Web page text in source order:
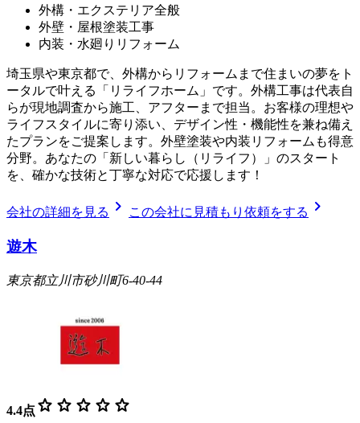
外構・エクステリア全般
外壁・屋根塗装工事
内装・水廻りリフォーム
埼玉県や東京都で、外構からリフォームまで住まいの夢をト
ータルで叶える「リライフホーム」です。外構工事は代表自
らが現地調査から施工、アフターまで担当。お客様の理想や
ライフスタイルに寄り添い、デザイン性・機能性を兼ね備え
たプランをご提案します。外壁塗装や内装リフォームも得意
分野。あなたの「新しい暮らし（リライフ）」のスタート
を、確かな技術と丁寧な対応で応援します！
会社の詳細を見る chevron_right この会社に見積もり依頼をする chevron_right
遊木
東京都立川市砂川町6-40-44
4.4点 star star star star star